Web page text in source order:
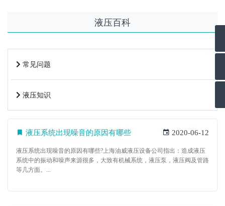
液压百科
常见问题
液压知识
2020-06-12
液压系统出现噪音的原因有哪些
液压系统出现噪音的原因有哪些?上海油威液压设备公司指出：造成液压
系统中的振动和噪声来源很多，大致有机械系统，液压泵，液压阀及管路
等几方面。...